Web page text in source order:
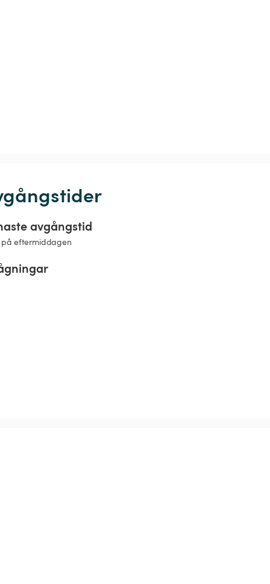
avgångstid
på eftermiddagen